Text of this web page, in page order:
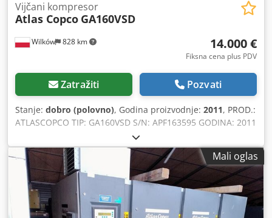
Wilków 828 km
Vijčani kompresor
Atlas Copco GA160VSD
14.000 €
Fiksna cena plus PDV
Zatražiti Pozvati
Stanje: dobro (polovno), Godina proizvodnje: 2011, PROD.:
ATLASCOPCO TIP: GA160VSD S/N: APF163595 GODINA: 2011
Dwjdjyn Efgepfx Ahkea SNAGA (kW): 186 PROTOČNOST
(m³/min): 4,82-18,36 PRITISAK (bar): 10
Mali oglas